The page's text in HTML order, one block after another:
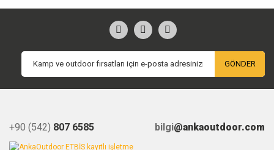
GÖNDER
+90 (542) 807 6585 bilgi@ankaoutdoor.com